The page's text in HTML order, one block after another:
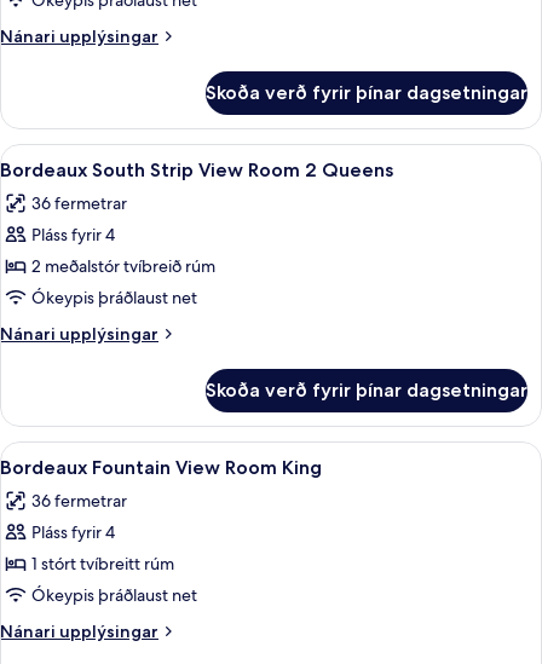
Strip
View
King
Nánari upplýsingar
Nánari
South
Strip
View
King
Skoða verð fyrir þínar dagsetningar
Skoða
allar
myndir
fyrir
Bordeaux
South
Strip
View
2
Queens
Rúmföt af bestu gerð, míníbar,
4
Bordeaux South Strip View Room 2 Queens
36 fermetrar
Pláss fyrir 4
2 meðalstór tvíbreið rúm
Ókeypis þráðlaust net
Nánari upplýsingar
Nánari
South
Strip
View
2
Queens
Skoða verð fyrir þínar dagsetningar
Skoða
allar
myndir
fyrir
Bordeaux
Fountain
View
Room
Rúmföt af bestu gerð, míníbar,
4
Bordeaux Fountain View Room King
36 fermetrar
Pláss fyrir 4
1 stórt tvíbreitt rúm
Ókeypis þráðlaust net
Nánari upplýsingar
Nánari